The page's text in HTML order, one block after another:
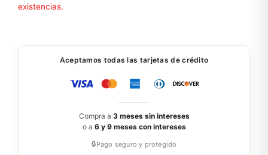
existencias.
Aceptamos todas las tarjetas de crédito
Compra a 3 meses sin intereses
o a 6 y 9 meses con intereses
🔒Pago seguro y protegido